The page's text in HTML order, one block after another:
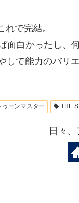
で完結。
面白かったし、
して能力のバリ
ゥーンマスター THE
日々